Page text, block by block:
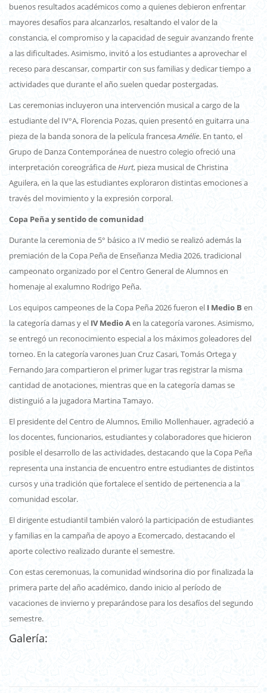
buenos resultados académicos como a quienes debieron enfrentar
mayores desafíos para alcanzarlos, resaltando el valor de la
constancia, el compromiso y la capacidad de seguir avanzando frente
a las dificultades. Asimismo, invitó a los estudiantes a aprovechar el
receso para descansar, compartir con sus familias y dedicar tiempo a
actividades que durante el año suelen quedar postergadas.
Las ceremonias incluyeron una intervención musical a cargo de la
estudiante del IV°A, Florencia Pozas, quien presentó en guitarra una
pieza de la banda sonora de la película francesaAmélie. En tanto, el
Grupo de Danza Contemporánea de nuestro colegio ofreció una
interpretación coreográfica deHurt, pieza musical deChristina
Aguilera, en la que las estudiantes exploraron distintas emociones a
través del movimiento y la expresión corporal.
Copa Peña y sentido de comunidad
Durante la ceremonia de 5° básico a IV medio se realizó además la
premiación de la Copa Peña de Enseñanza Media 2026, tradicional
campeonato organizado por el Centro General de Alumnos en
homenaje al exalumno Rodrigo Peña.
Los equipos campeones de la Copa Peña 2026 fueron el I Medio B en
la categoría damas y el IV Medio Aen la categoría varones. Asimismo,
se entregó un reconocimiento especial a los máximos goleadores del
torneo. En la categoría varones Juan Cruz Casari, Tomás Ortega y
Fernando Jara compartieron el primer lugar tras registrar la misma
cantidad de anotaciones, mientras que en la categoría damas se
distinguió a la jugadora Martina Tamayo.
El presidente del Centro de Alumnos, Emilio Mollenhauer, agradeció a
los docentes, funcionarios, estudiantes y colaboradores que hicieron
posible el desarrollo de las actividades, destacando que la Copa Peña
representa una instancia de encuentro entre estudiantes de distintos
cursos y una tradición que fortalece el sentido de pertenencia a la
comunidad escolar.
El dirigente estudiantil también valoró la participación de estudiantes
y familias en la campaña de apoyo a Ecomercado, destacando el
aporte colectivo realizado durante el semestre.
Con estas ceremonuas, la comunidad windsorina dio por finalizada la
primera parte del año académico, dando inicio al período de
vacaciones de invierno y preparándose para los desafíos del segundo
semestre.
Galería: